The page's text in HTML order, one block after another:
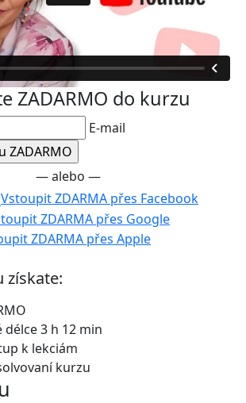
ZADARMO do kurzu
E-mail
— alebo —
Vstoupit ZDARMA přes Facebook
ZDARMA přes Google
ZDARMA přes Apple
získate:
délce 3 h 12 min
k lekciám
kurzu